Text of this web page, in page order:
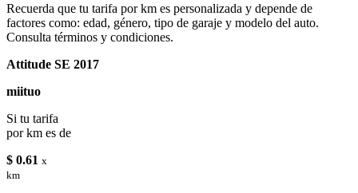
Recuerda que tu tarifa por km es personalizada y depende de
factores como: edad, género, tipo de garaje y modelo del auto.
Consulta términos y condiciones.
Attitude SE 2017
miituo
Si tu tarifa
por km es de
$ 0.61 x
km